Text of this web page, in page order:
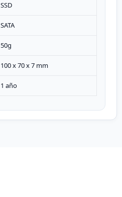
SSD
SATA
50g
100 x 70 x 7 mm
1 año